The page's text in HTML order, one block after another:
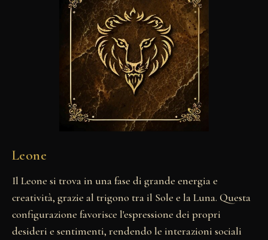
Leone
Il Leone si trova in una fase di grande energia e
creatività, grazie al trigono tra il Sole e la Luna. Questa
configurazione favorisce l'espressione dei propri
desideri e sentimenti, rendendo le interazioni sociali